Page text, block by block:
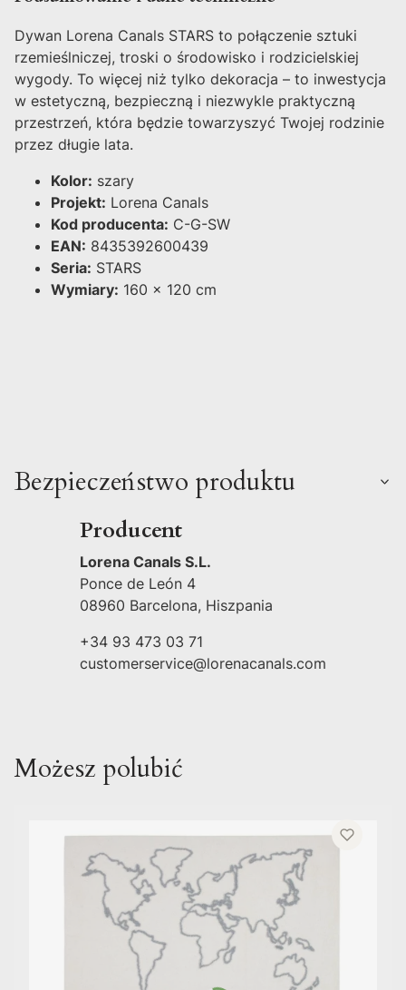
Dywan Lorena Canals STARS to połączenie sztuki
rzemieślniczej, troski o środowisko i rodzicielskiej
wygody. To więcej niż tylko dekoracja – to inwestycja
w estetyczną, bezpieczną i niezwykle praktyczną
przestrzeń, która będzie towarzyszyć Twojej rodzinie
przez długie lata.
Kolor: szary
Projekt: Lorena Canals
Kod producenta: C-G-SW
EAN: 8435392600439
Seria: STARS
Wymiary: 160 x 120 cm
Bezpieczeństwo produktu
Producent
Lorena Canals S.L.
Ponce de León 4
08960 Barcelona, Hiszpania
+34 93 473 03 71
customerservice@lorenacanals.com
Możesz polubić